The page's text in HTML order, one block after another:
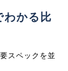
わかる比
スペックを並